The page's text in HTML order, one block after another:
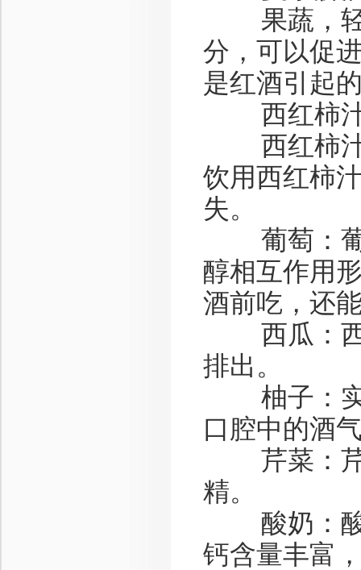
果蔬，轻
分，可以促
是红酒引起
西红柿
西红柿汁
饮用西红柿
失。
葡萄：葡
醇相互作用
酒前吃，还
西瓜：西
排出。
柚子：实
口腔中的酒
芹菜：芹
精。
酸奶：酸
钙含量丰富